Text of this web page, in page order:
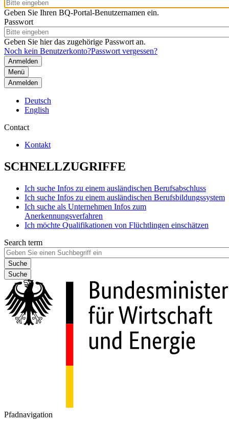
Geben Sie Ihren BQ-Portal-Benutzernamen ein.
Passwort
Geben Sie hier das zugehörige Passwort an.
Noch kein Benutzerkonto?Passwort vergessen?
Menü
Anmelden
Deutsch
English
Contact
Kontakt
SCHNELLZUGRIFFE
Ich suche Infos zu einem ausländischen Berufsabschluss
Ich suche Infos zu einem ausländischen Berufsbildungssystem
Ich suche als Unternehmen Infos zum
Anerkennungsverfahren
Ich möchte Qualifikationen von Flüchtlingen einschätzen
Search term
Suche
Pfadnavigation